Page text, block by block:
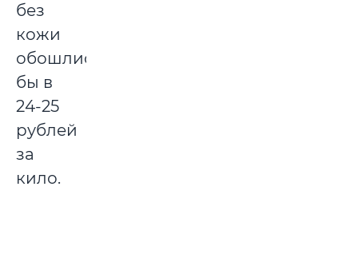
без
кожи
обошлись
бы в
24-25
рублей
за
кило.